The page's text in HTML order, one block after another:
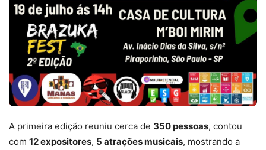
A primeira edição reuniu cerca de 350 pessoas, contou
com 12 expositores, 5 atrações musicais, mostrando a